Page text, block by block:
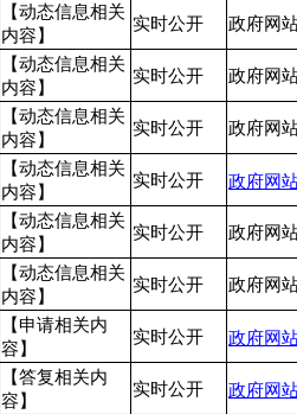
【动态信息相关
内容】
实时公开 政府网
【动态信息相关
内容】
实时公开 政府网
【动态信息相关
内容】
实时公开 政府网
【动态信息相关
内容】
实时公开 政府网
【动态信息相关
内容】
实时公开 政府网
【动态信息相关
内容】
实时公开 政府网
【申请相关内
容】
实时公开 政府网
【答复相关内
容】
实时公开 政府网